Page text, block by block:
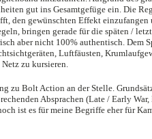
gut ins Gesamtgefüge ein. Die
den gewünschten Effekt
bringen gerade für die späten /
aber nicht 100% authentisch. Dem
Luftfäusten,
zu kursieren.
zu Bolt Action an der Stelle.
Absprachen (Late / Early
ist es für meine Begriffe eher für